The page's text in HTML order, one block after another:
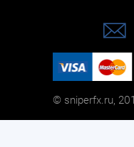
© sniperfx.ru,